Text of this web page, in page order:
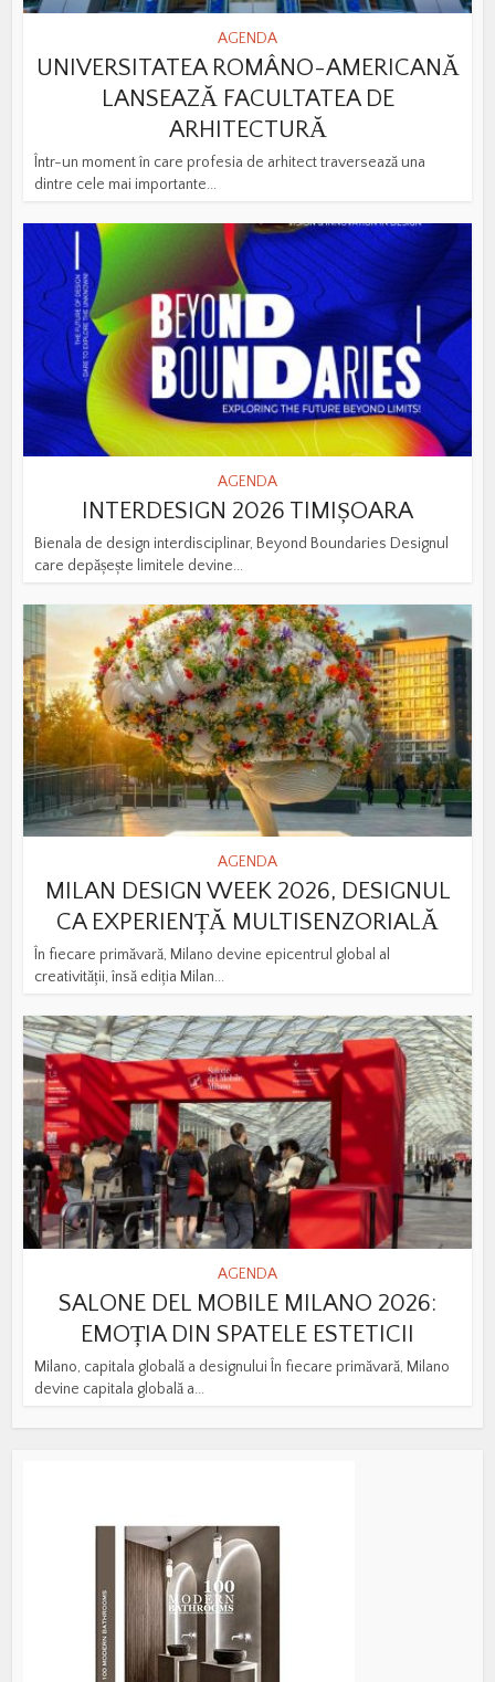
AGENDA
UNIVERSITATEA ROMÂNO-AMERICANĂ
LANSEAZĂ FACULTATEA DE
ARHITECTURĂ
Într-un moment în care profesia de arhitect traversează una
dintre cele mai importante...
AGENDA
INTERDESIGN 2026 TIMIȘOARA
Bienala de design interdisciplinar, Beyond Boundaries Designul
care depășește limitele devine...
AGENDA
MILAN DESIGN WEEK 2026, DESIGNUL
CA EXPERIENȚĂ MULTISENZORIALĂ
În fiecare primăvară, Milano devine epicentrul global al
creativității, însă ediția Milan...
AGENDA
SALONE DEL MOBILE MILANO 2026:
EMOȚIA DIN SPATELE ESTETICII
Milano, capitala globală a designului În fiecare primăvară, Milano
devine capitala globală a...